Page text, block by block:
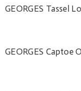
GEORGES Tassel
GEORGES Captoe